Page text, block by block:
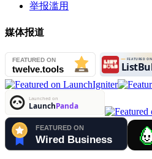
举报滥用
媒体报道